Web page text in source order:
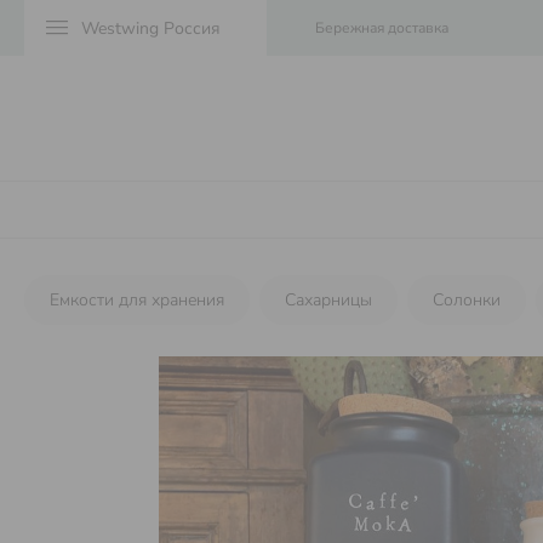
menu Бережная доставка
Емкости для хранения Сахарницы Солонки